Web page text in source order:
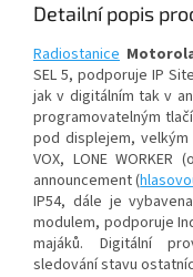
Detailní popis
Radiostanice
SEL 5, podporuje IP
jak v digitálním tak v
programovatelným
pod displejem,
VOX, LONE
announcement (
IP54, dále je
modulem, podporuje
majáků. Digitální
sledování stavu